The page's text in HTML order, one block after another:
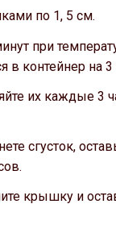
по 1, 5 см.
при
в контейнер на 3
их каждые 3
сгусток,
крышку и